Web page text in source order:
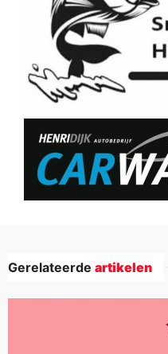
Gerelateerde artikelen